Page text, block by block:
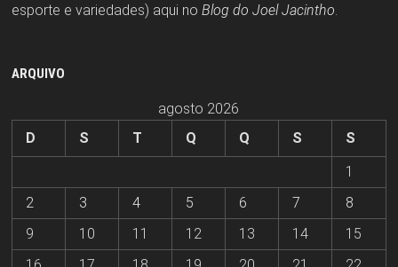
esporte e variedades) aqui no Blog do Joel Jacintho
ARQUIVO
agosto 2026
D
S T Q Q S
S
1
2
3 4 5 6 7
8
9
10 11 12 13 14
15